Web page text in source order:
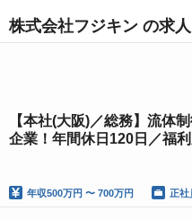
株式会社フジキン の求人
【本社(大阪)／総務】流体
企業！年間休日120日／福
年収500万円 〜 700万円 正社